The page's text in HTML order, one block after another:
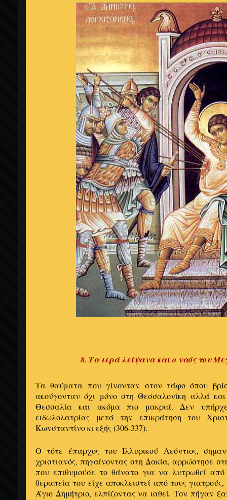
8. Τα ιερά λείψανα και ο ναός του
Τα θαύματα που γίνονταν στον τάφο όπου
ακούγονταν όχι μόνο στη Θεσσαλονίκη αλλά
Θεσσαλία και ακόμα πιο μακριά. Δεν
ειδωλολατρίας μετά την επικράτηση του
Κωνσταντίνο κι εξής (306-337).
Ο τότε έπαρχος του Ιλλυρικού Λεόντιος,
χριστιανός, πηγαίνοντας στη Δακία, αρρώστησε
που επιθυμούσε το θάνατο για να λυτρωθεί
θεραπεία του είχε αποκλειστεί από τους
Άγιο Δημήτριο, ελπίζοντας να ιαθεί. Τον πήγαν